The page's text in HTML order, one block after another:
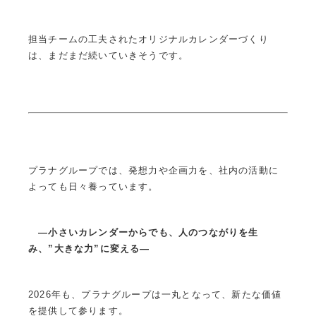
担当チームの工夫されたオリジナルカレンダーづくり
は、まだまだ続いていきそうです。
プラナグループでは、発想力や企画力を、社内の活動に
よっても日々養っています。
—小さいカレンダーからでも、人のつながりを生
み、”大きな力”に変える—
2026年も、プラナグループは一丸となって、新たな価値
を提供して参ります。